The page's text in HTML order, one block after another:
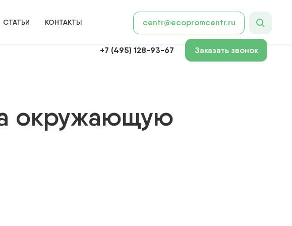
СТАТЬИ КОНТАКТЫ centr@ecopromcentr.ru
Заказать звонок
+7 (495) 128-93-67
окружающую